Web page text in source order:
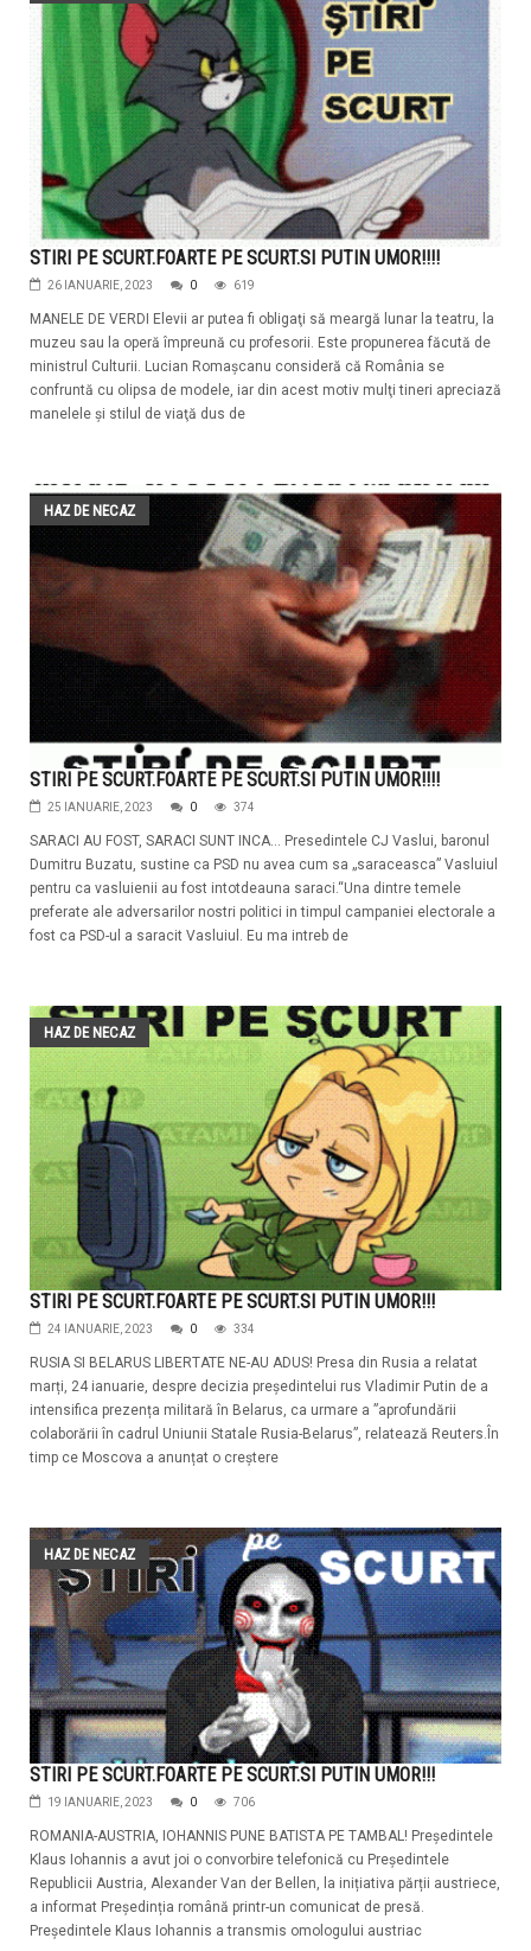
STIRI PE SCURT.FOARTE PE SCURT.SI PUTIN UMOR!!!!
26 IANUARIE, 2023 0 619
MANELE DE VERDI Elevii ar putea fi obligaţi să meargă lunar la teatru, la
muzeu sau la operă împreună cu profesorii. Este propunerea făcută de
ministrul Culturii. Lucian Romaşcanu consideră că România se
confruntă cu olipsa de modele, iar din acest motiv mulţi tineri apreciază
manelele şi stilul de viaţă dus de
HAZ DE NECAZ
STIRI PE SCURT.FOARTE PE SCURT.SI PUTIN UMOR!!!!
25 IANUARIE, 2023 0 374
SARACI AU FOST, SARACI SUNT INCA… Presedintele CJ Vaslui, baronul
Dumitru Buzatu, sustine ca PSD nu avea cum sa „saraceasca” Vasluiul
pentru ca vasluienii au fost intotdeauna saraci.“Una dintre temele
preferate ale adversarilor nostri politici in timpul campaniei electorale a
fost ca PSD-ul a saracit Vasluiul. Eu ma intreb de
HAZ DE NECAZ
STIRI PE SCURT.FOARTE PE SCURT.SI PUTIN UMOR!!!
24 IANUARIE, 2023 0 334
RUSIA SI BELARUS LIBERTATE NE-AU ADUS! Presa din Rusia a relatat
marți, 24 ianuarie, despre decizia președintelui rus Vladimir Putin de a
intensifica prezența militară în Belarus, ca urmare a ”aprofundării
colaborării în cadrul Uniunii Statale Rusia-Belarus”, relatează Reuters.În
timp ce Moscova a anunțat o creștere
HAZ DE NECAZ
STIRI PE SCURT.FOARTE PE SCURT.SI PUTIN UMOR!!!
19 IANUARIE, 2023 0 706
ROMANIA-AUSTRIA, IOHANNIS PUNE BATISTA PE TAMBAL! Președintele
Klaus Iohannis a avut joi o convorbire telefonică cu Președintele
Republicii Austria, Alexander Van der Bellen, la inițiativa părții austriece,
a informat Președinția română printr-un comunicat de presă.
Președintele Klaus Iohannis a transmis omologului austriac